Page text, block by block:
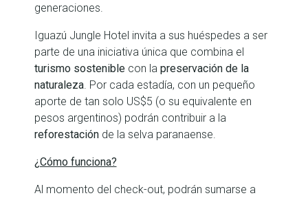
generaciones.
Iguazú Jungle Hotel invita a sus huéspedes a ser
parte de una iniciativa única que combina el
turismo sosteniblecon la preservación de la
naturaleza. Por cada estadía, con un pequeño
aporte de tan solo US$5 (o su equivalente en
pesos argentinos) podrán contribuir a la
reforestaciónde la selva paranaense.
¿Cómo funciona?
Al momento del check-out, podrán sumarse a